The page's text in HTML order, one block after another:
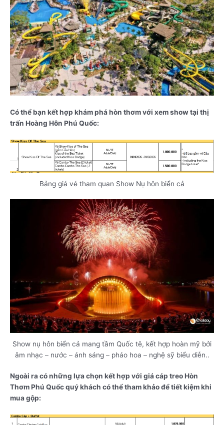
Có thể bạn kết hợp khám phá hòn thơm với xem show tại thị
trấn Hoàng Hôn Phú Quốc:
Bảng giá vé tham quan Show Nụ hôn biển cả
Show nụ hôn biển cả mang tầm Quốc tê, kết hợp hoàn mỹ bởi
âm nhạc – nước – ánh sáng – pháo hoa – nghệ sỹ biểu diễn..
Ngoài ra có những lựa chọn kết hợp với giá cáp treo Hòn
Thơm Phú Quốc quý khách có thể tham khảo để tiết kiệm khi
mua gộp: